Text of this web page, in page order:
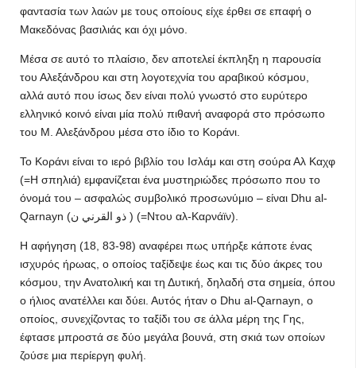
φαντασία των λαών με τους οποίους είχε έρθει σε επαφή ο
Μακεδόνας βασιλιάς και όχι μόνο.
Μέσα σε αυτό το πλαίσιο, δεν αποτελεί έκπληξη η παρουσία
του Αλεξάνδρου και στη λογοτεχνία του αραβικού κόσμου,
αλλά αυτό που ίσως δεν είναι πολύ γνωστό στο ευρύτερο
ελληνικό κοινό είναι μία πολύ πιθανή αναφορά στο πρόσωπο
του Μ. Αλεξάνδρου μέσα στο ίδιο το Κοράνι.
Το Κοράνι είναι το ιερό βιβλίο του Ισλάμ και στη σούρα Αλ Καχφ
(=Η σπηλιά) εμφανίζεται ένα μυστηριώδες πρόσωπο που το
όνομά του – ασφαλώς συμβολικό προσωνύμιο – είναι Dhu al-
Qarnayn (ذو القرني ن ) (=Ντου αλ-Καρνάϊν).
Η αφήγηση (18, 83-98) αναφέρει πως υπήρξε κάποτε ένας
ισχυρός ήρωας, ο οποίος ταξίδεψε έως και τις δύο άκρες του
κόσμου, την Ανατολική και τη Δυτική, δηλαδή στα σημεία, όπου
ο ήλιος ανατέλλει και δύει. Αυτός ήταν ο Dhu al-Qarnayn, ο
οποίος, συνεχίζοντας το ταξίδι του σε άλλα μέρη της Γης,
έφτασε μπροστά σε δύο μεγάλα βουνά, στη σκιά των οποίων
ζούσε μια περίεργη φυλή.